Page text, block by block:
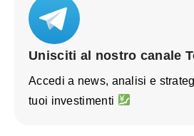
Unisciti al nostro canale
Accedi a news, analisi e
tuoi investimenti